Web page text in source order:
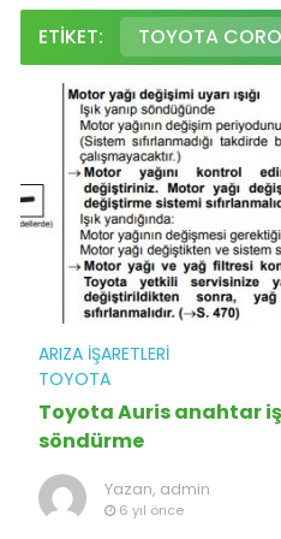
ETIKET: TOYOTA
ARIZA İŞARETLERI
TOYOTA
Toyota Auris anahtar
söndürme
Yazan, admin
6 yıl önce